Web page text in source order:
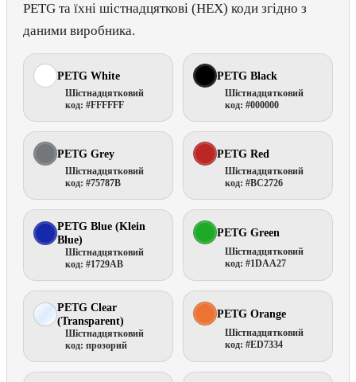
PETG та їхні шістнадцяткові (HEX) коди згідно з
даними виробника.
PETG White
Шістнадцятковий
код: #FFFFFF
PETG Black
Шістнадцятковий
код: #000000
PETG Grey
Шістнадцятковий
код: #75787B
PETG Red
Шістнадцятковий
код: #BC2726
PETG Blue (Klein
Blue)
Шістнадцятковий
код: #1729AB
PETG Green
Шістнадцятковий
код: #1DAA27
PETG Clear
(Transparent)
Шістнадцятковий
код: прозорий
PETG Orange
Шістнадцятковий
код: #ED7334